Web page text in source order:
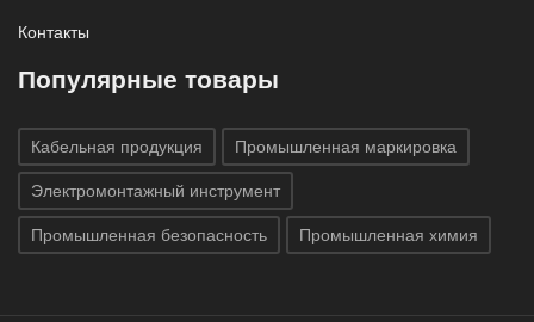
Контакты
Популярные товары
Кабельная продукция Промышленная маркировка
Электромонтажный инструмент
Промышленная безопасность Промышленная химия